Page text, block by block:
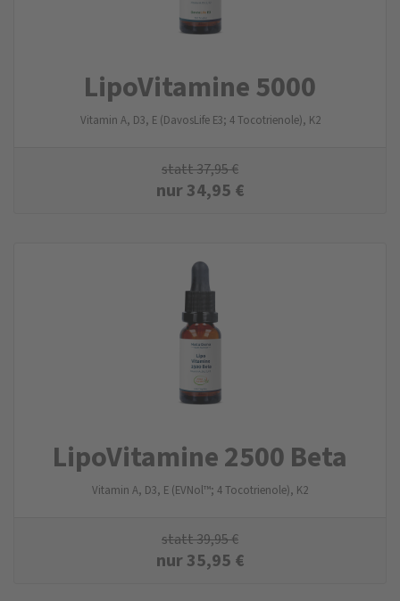
LipoVitamine 5000
Vitamin A, D3, E (DavosLife E3; 4 Tocotrienole), K2
statt37,95€
nur34,95 €
LipoVitamine 2500 Beta
Vitamin A, D3, E (EVNol™; 4 Tocotrienole), K2
statt39,95€
nur35,95 €